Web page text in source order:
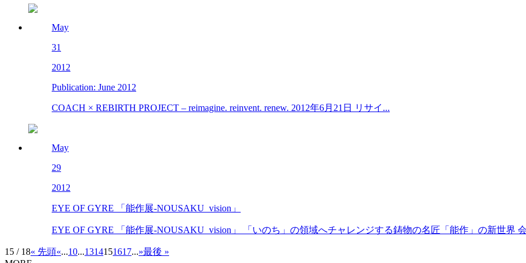
May
31
2012
Publication: June 2012
COACH × REBIRTH PROJECT – reimagine. reinvent. renew. 2012年6月21日 リサイ...
May
29
2012
EYE OF GYRE 「能作展-NOUSAKU_vision」
EYE OF GYRE 「能作展-NOUSAKU_vision」 「いのち」の領域へチャレンジする鋳物の名匠「能作」の新世界
15 / 18« 先頭«...10...1314151617...»最後 »